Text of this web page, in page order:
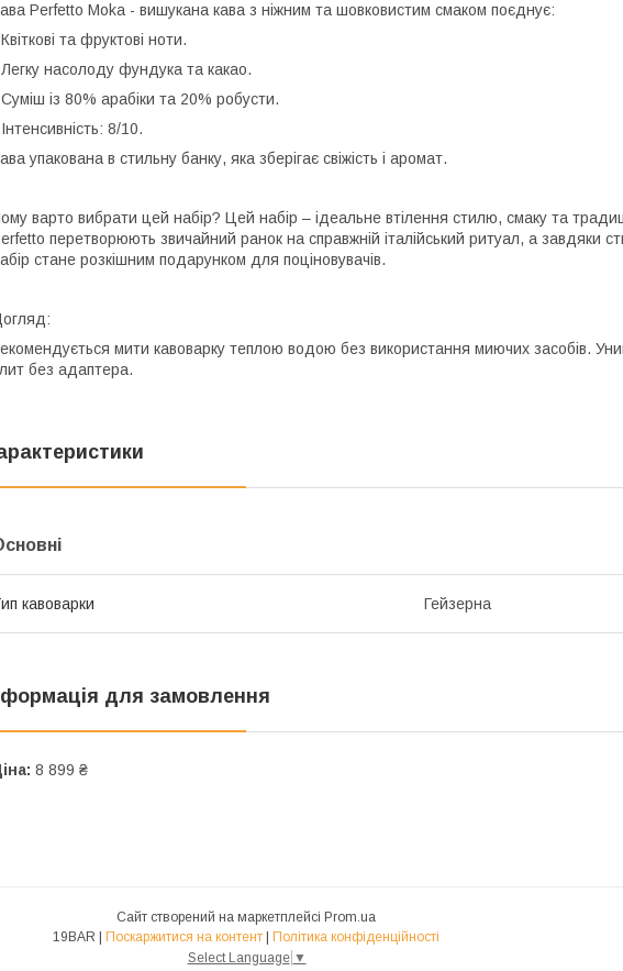
Perfetto Moka - вишукана кава з ніжним та шовковистим смаком поєднує:
та фруктові ноти.
насолоду фундука та какао.
із 80% арабіки та 20% робусти.
8/10.
упакована в стильну банку, яка зберігає свіжість і аромат.
варто вибрати цей набір? Цей набір – ідеальне втілення стилю, смаку та
перетворюють звичайний ранок на справжній італійський ритуал, а завдяки
стане розкішним подарунком для поціновувачів.
мити кавоварку теплою водою без використання миючих засобів.
без адаптера.
кавоварки Гейзерна
для замовлення
8 899 ₴
Сайт створений на маркетплейсі Prom.ua
Поскаржитися на контент
Політика конфіденційності
Select Language ▼